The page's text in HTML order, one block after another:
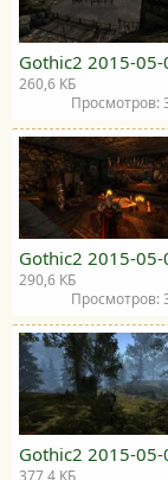
260,6 КБ
Просмотров:
290,6 КБ
Просмотров:
377,4 КБ